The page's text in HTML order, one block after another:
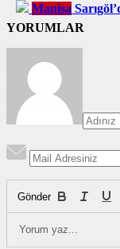
Manisa
YORUMLAR
Gönder